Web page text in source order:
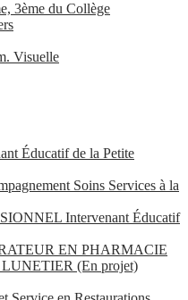
3ème du Collège
Visuelle
Éducatif de la Petite
Soins Services à la
Intervenant Éducatif
EN PHARMACIE
(En projet)